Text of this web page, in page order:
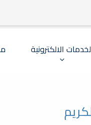
الالكترونية